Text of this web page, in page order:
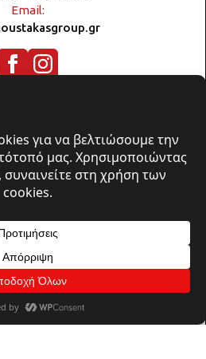
Email:
& Cookies
Χρήσης
& Support